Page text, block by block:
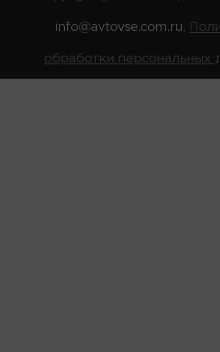
info@avtovse.com.ru,
обработки персональных